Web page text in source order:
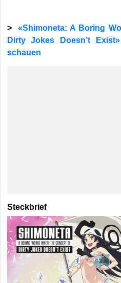
>
«Shimoneta: A Boring
Dirty Jokes Doesn’t
schauen
Steckbrief